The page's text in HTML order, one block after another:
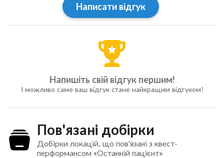
Написати відгук
Напишіть свій відгук першим!
І можливо саме ваш відгук стане найкращим відгуком!
Пов'язані добірки
Добірки локацій, що пов'язані з квест-
перформансом «Останній пацієнт»